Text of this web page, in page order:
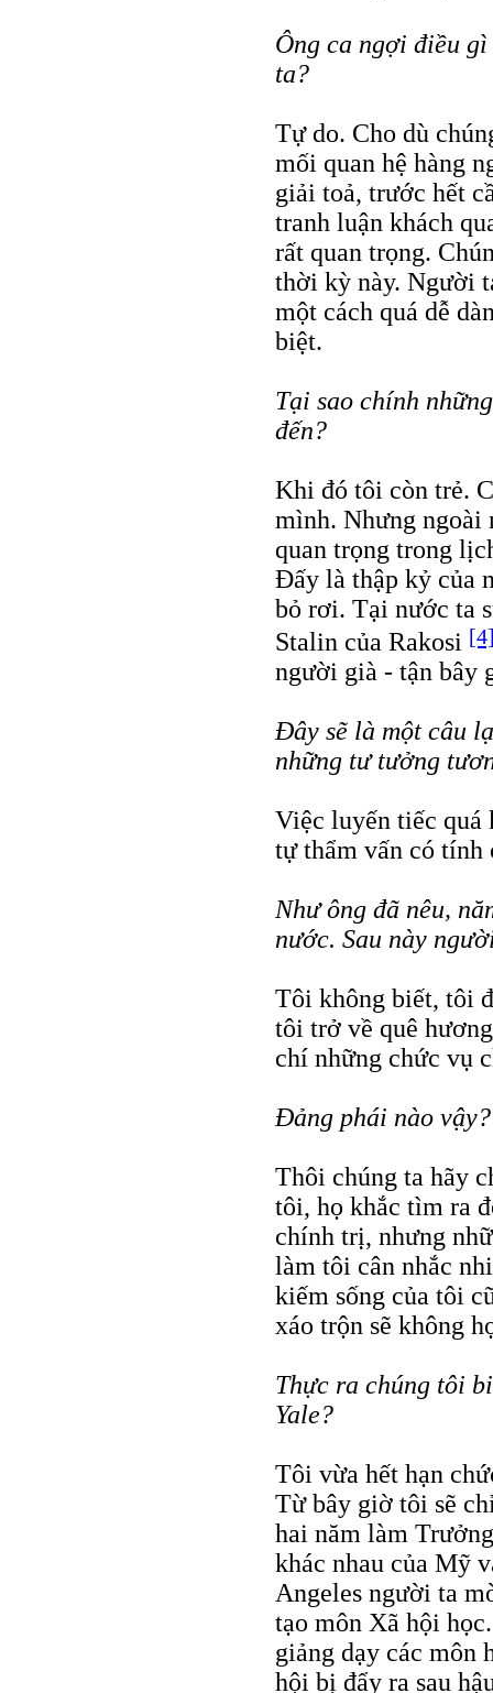
Ông ca ngợi điều
ta?
Tự do. Cho dù
mối quan hệ hàng
giải toả, trước hết
tranh luận khách
rất quan trọng.
thời kỳ này. Người
một cách quá dễ
biệt.
Tại sao chính
đến?
Khi đó tôi còn trẻ.
mình. Nhưng ngoài
quan trọng trong
Ðấy là thập kỷ của
bỏ rơi. Tại nước ta
Stalin của Rakosi
người già - tận bây
Ðây sẽ là một câu
những tư tưởng
Việc luyến tiếc quá
tự thẩm vấn có tính
Như ông đã nêu,
nước. Sau này
Tôi không biết, tôi
tôi trở về quê
chí những chức vụ
Ðảng phái nào vậy?
Thôi chúng ta hãy
tôi, họ khắc tìm ra
chính trị, nhưng
làm tôi cân nhắc
kiếm sống của tôi
xáo trộn sẽ không
Thực ra chúng tôi
Yale?
Tôi vừa hết hạn
Từ bây giờ tôi sẽ
hai năm làm
khác nhau của Mỹ
Angeles người ta
tạo môn Xã hội
giảng dạy các môn
hội bị đẩy ra sau